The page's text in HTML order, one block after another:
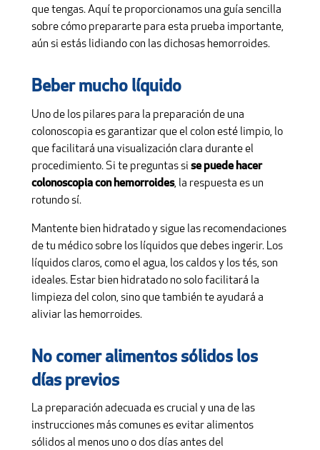
que tengas. Aquí te proporcionamos una guía sencilla
sobre cómo prepararte para esta prueba importante,
aún si estás lidiando con las dichosas hemorroides.
Beber mucho líquido
Uno de los pilares para la preparación de una
colonoscopia es garantizar que el colon esté limpio, lo
que facilitará una visualización clara durante el
procedimiento. Si te preguntas si se puede hacer
colonoscopia con hemorroides, la respuesta es un
rotundo sí.
Mantente bien hidratado y sigue las recomendaciones
de tu médico sobre los líquidos que debes ingerir. Los
líquidos claros, como el agua, los caldos y los tés, son
ideales. Estar bien hidratado no solo facilitará la
limpieza del colon, sino que también te ayudará a
aliviar las hemorroides.
No comer alimentos sólidos los
días previos
La preparación adecuada es crucial y una de las
instrucciones más comunes es evitar alimentos
sólidos al menos uno o dos días antes del